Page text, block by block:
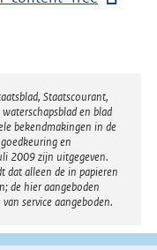
Staatscourant,
en blad
bekendmakingen in de
en
2009 zijn uitgegeven.
dat alleen de in papieren
de hier aangeboden
service aangeboden.